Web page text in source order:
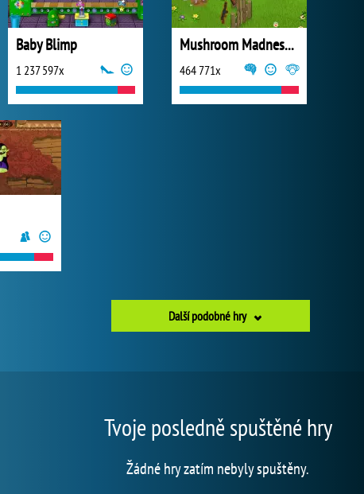
Baby Blimp
1 237 597x
Mushroom Madness 2
464 771x
Další podobné hry
Tvoje posledně spuštěné hry
Žádné hry zatím nebyly spuštěny.